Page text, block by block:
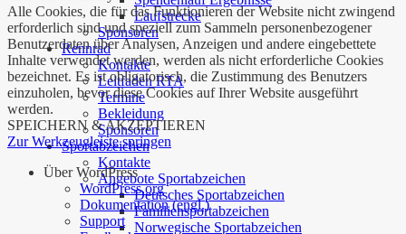
Laufstrecke
Sponsoren
Rennrad
Kontakte
Leitfaden RTA
Termine
Bekleidung
Sponsoren
Sportabzeichen
Kontakte
Angebote Sportabzeichen
Deutsches Sportabzeichen
Familiensportabzeichen
Norwegische Sportabzeichen
Alle Cookies, die für das Funktionieren der Website nicht zwingend
erforderlich sind und speziell zum Sammeln personenbezogener
Benutzerdaten über Analysen, Anzeigen und andere eingebettete
Inhalte verwendet werden, werden als nicht erforderliche Cookies
bezeichnet. Es ist obligatorisch, die Zustimmung des Benutzers
einzuholen, bevor diese Cookies auf Ihrer Website ausgeführt
werden.
SPEICHERN & AKZEPTIEREN
Zur Werkzeugleiste springen
Über WordPress
WordPress.org
Dokumentation (engl.)
Support